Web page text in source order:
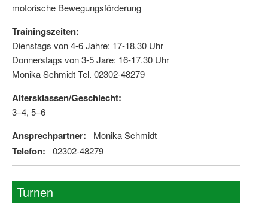
motorische Bewegungsförderung
Trainingszeiten:
Dienstags von 4-6 Jahre: 17-18.30 Uhr
Donnerstags von 3-5 Jare: 16-17.30 Uhr
Monika Schmidt Tel. 02302-48279
Altersklassen/Geschlecht:
3–4, 5–6
Ansprechpartner: Monika Schmidt
Telefon: 02302-48279
Turnen